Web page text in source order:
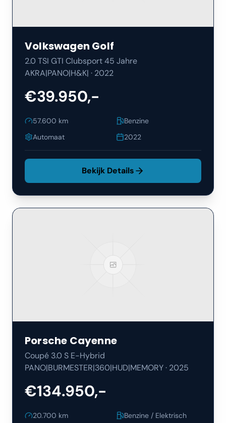
Volkswagen Golf
2.0 TSI GTI Clubsport 45 Jahre
AKRA|PANO|H&K| · 2022
€39.950,-
57.600 km
Benzine
Automaat
2022
Bekijk Details
Porsche Cayenne
Coupé 3.0 S E-Hybrid
PANO|BURMESTER|360|HUD|MEMORY· 2025
€134.950,-
20.700 km Benzine / Elektrisch